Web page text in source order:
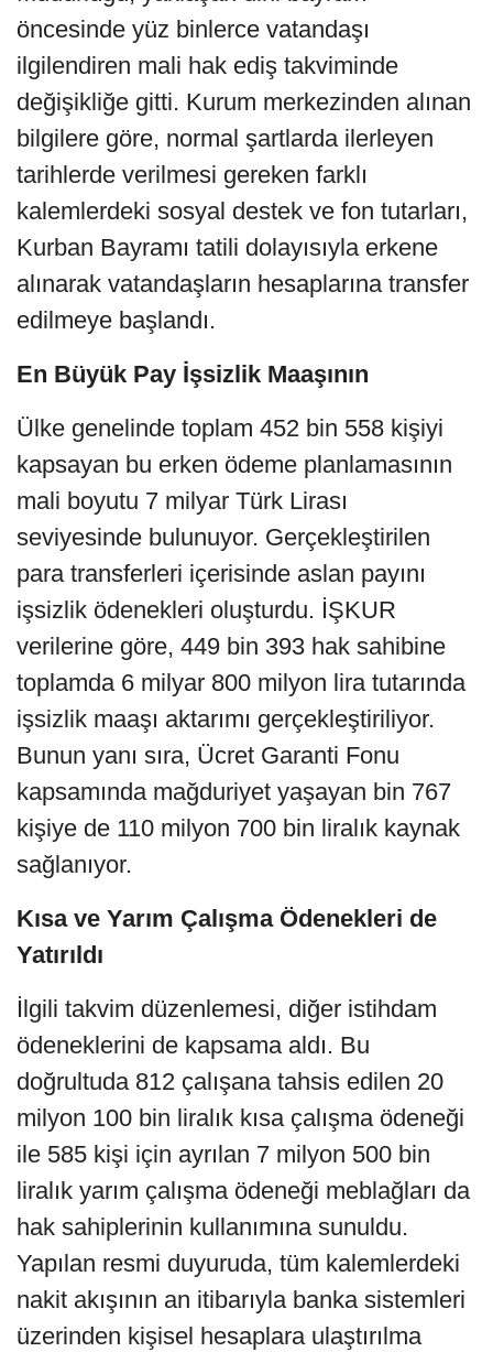
öncesinde yüz binlerce vatandaşı
ilgilendiren mali hak ediş takviminde
değişikliğe gitti. Kurum merkezinden alınan
bilgilere göre, normal şartlarda ilerleyen
tarihlerde verilmesi gereken farklı
kalemlerdeki sosyal destek ve fon tutarları,
Kurban Bayramı tatili dolayısıyla erkene
alınarak vatandaşların hesaplarına transfer
edilmeye başlandı.
En Büyük Pay İşsizlik Maaşının
Ülke genelinde toplam 452 bin 558 kişiyi
kapsayan bu erken ödeme planlamasının
mali boyutu 7 milyar Türk Lirası
seviyesinde bulunuyor. Gerçekleştirilen
para transferleri içerisinde aslan payını
işsizlik ödenekleri oluşturdu. İŞKUR
verilerine göre, 449 bin 393 hak sahibine
toplamda 6 milyar 800 milyon lira tutarında
işsizlik maaşı aktarımı gerçekleştiriliyor.
Bunun yanı sıra, Ücret Garanti Fonu
kapsamında mağduriyet yaşayan bin 767
kişiye de 110 milyon 700 bin liralık kaynak
sağlanıyor.
Kısa ve Yarım Çalışma Ödenekleri de
Yatırıldı
İlgili takvim düzenlemesi, diğer istihdam
ödeneklerini de kapsama aldı. Bu
doğrultuda 812 çalışana tahsis edilen 20
milyon 100 bin liralık kısa çalışma ödeneği
ile 585 kişi için ayrılan 7 milyon 500 bin
liralık yarım çalışma ödeneği meblağları da
hak sahiplerinin kullanımına sunuldu.
Yapılan resmi duyuruda, tüm kalemlerdeki
nakit akışının an itibarıyla banka sistemleri
üzerinden kişisel hesaplara ulaştırılma